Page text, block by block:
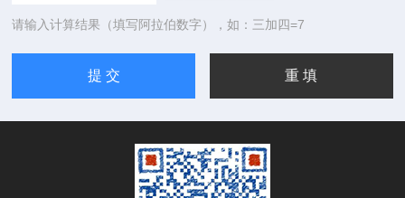
请输入计算结果（填写阿拉伯数字），如：三加四=7